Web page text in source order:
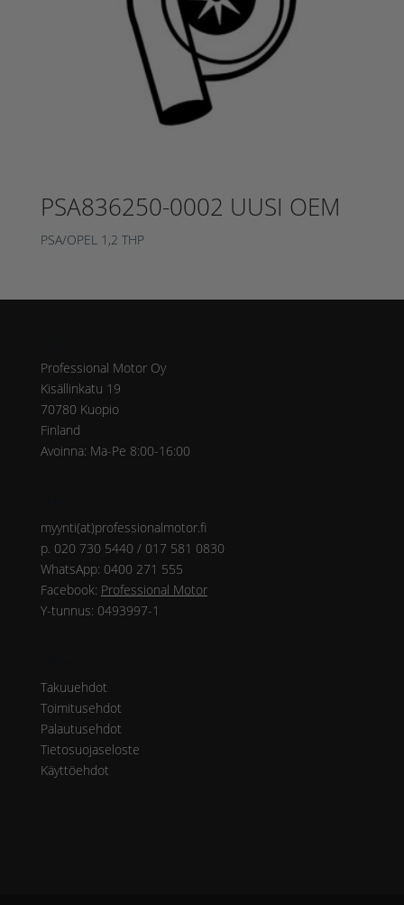
PSA836250-0002 UUSI OEM
PSA/OPEL 1,2 THP
Professional Motor Oy
Kisällinkatu 19
70780 Kuopio
Finland
Avoinna: Ma-Pe 8:00-16:00
myynti(at)professionalmotor.fi
p. 020 730 5440 / 017 581 0830
WhatsApp: 0400 271 555
Facebook: Professional Motor
Y-tunnus: 0493997-1
Takuuehdot
Toimitusehdot
Palautusehdot
Tietosuojaseloste
Käyttöehdot